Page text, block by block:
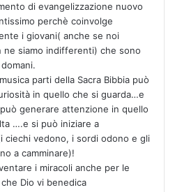
di evangelizzazione nuovo
perchè coinvolge
i giovani( anche se noi
ne siamo indifferenti) che sono
parti della Sacra Bibbia può
in quello che si guarda…e
generare attenzione in quello
….e si può iniziare a
ciechi vedono, i sordi odono e gli
a camminare)!
i miracoli anche per le
Dio vi benedica